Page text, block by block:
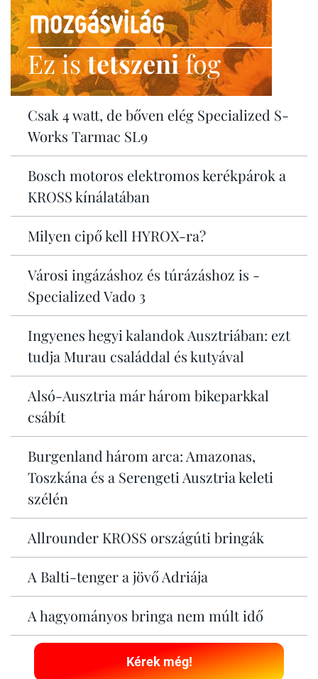
Ez istetszenifog
Csak 4 watt, de bőven elég Specialized S-
Works Tarmac SL9
Bosch motoros elektromos kerékpárok a
KROSS kínálatában
Milyen cipő kell HYROX-ra?
Városi ingázáshoz és túrázáshoz is -
Specialized Vado 3
Ingyenes hegyi kalandok Ausztriában: ezt
tudja Murau családdal és kutyával
Alsó-Ausztria már három bikeparkkal
csábít
Burgenland három arca: Amazonas,
Toszkána és a Serengeti Ausztria keleti
szélén
Allrounder KROSS országúti bringák
A Balti-tenger a jövő Adriája
A hagyományos bringa nem múlt idő
Kérek még!